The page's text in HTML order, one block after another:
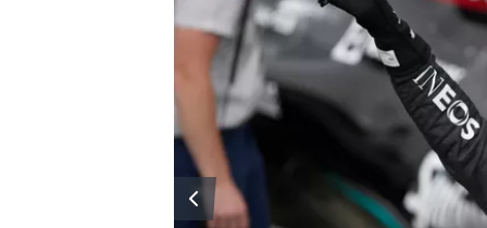
MÁS CATEGORÍAS